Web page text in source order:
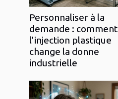
Personnaliser à la
demande : comment
l’injection plastique
change la donne
industrielle